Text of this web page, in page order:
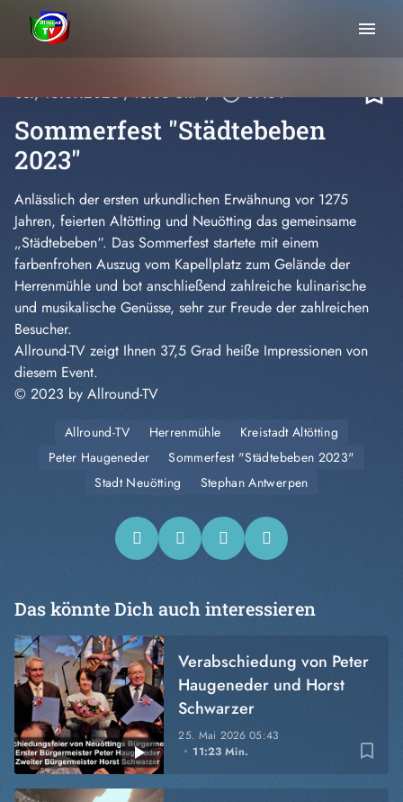
menu
So., 16.07.2023, 13:06 Uhr / play_circle_outline07:34 bookmark_border
Sommerfest "Städtebeben
2023"
Anlässlich der ersten urkundlichen Erwähnung vor 1275
Jahren, feierten Altötting und Neuötting das gemeinsame
„Städtebeben“. Das Sommerfest startete mit einem
farbenfrohen Auszug vom Kapellplatz zum Gelände der
Herrenmühle und bot anschließend zahlreiche kulinarische
und musikalische Genüsse, sehr zur Freude der zahlreichen
Besucher.
Allround-TV zeigt Ihnen 37,5 Grad heiße Impressionen von
diesem Event.
© 2023 by Allround-TV
Allround-TV Herrenmühle
Kreistadt Altötting
Peter Haugeneder
Sommerfest "Städtebeben 2023"
Stadt Neuötting
Stephan Antwerpen
Das könnte Dich auch interessieren
bookmark_border
25. Mai 202605:43
11:23 Min.
Verabschiedung von Peter
Haugeneder und Horst
Schwarzer